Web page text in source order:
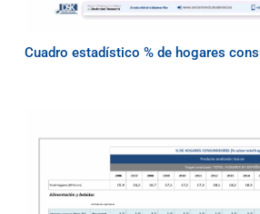
Cuadro estadístico % de hogares